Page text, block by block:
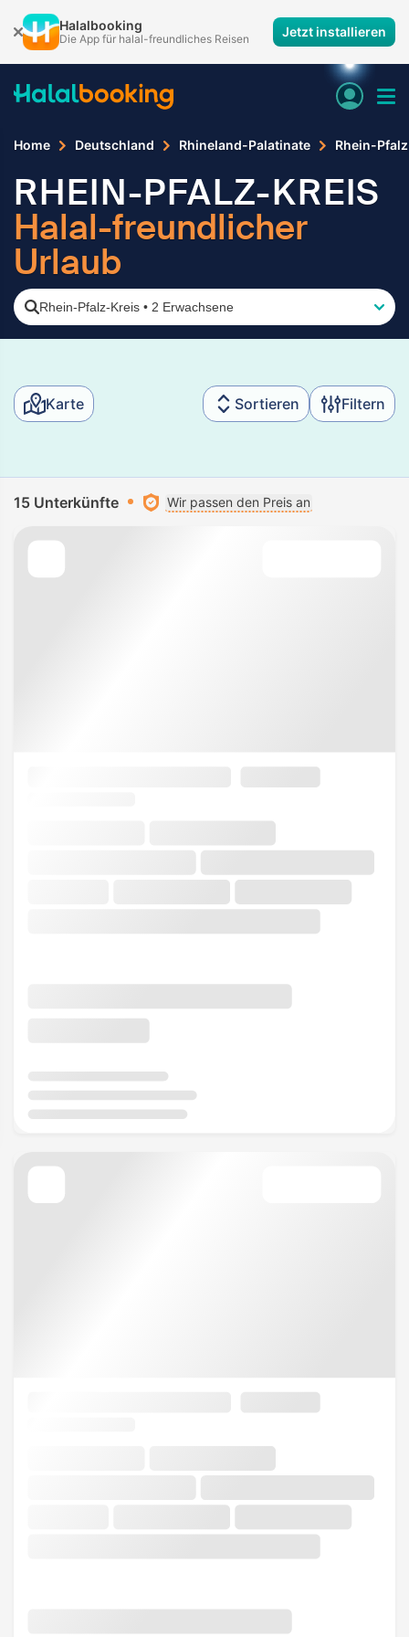
Halalbooking
Die App für halal-freundliches Reisen Jetzt installieren
Home Deutschland Rhineland-Palatinate Rhein-
RHEIN-PFALZ-KREIS
Halal-freundlicher
Urlaub
Rhein-Pfalz-Kreis • 2 Erwachsene
Karte Sortieren Filtern
15 Unterkünfte Wir passen den Preis an